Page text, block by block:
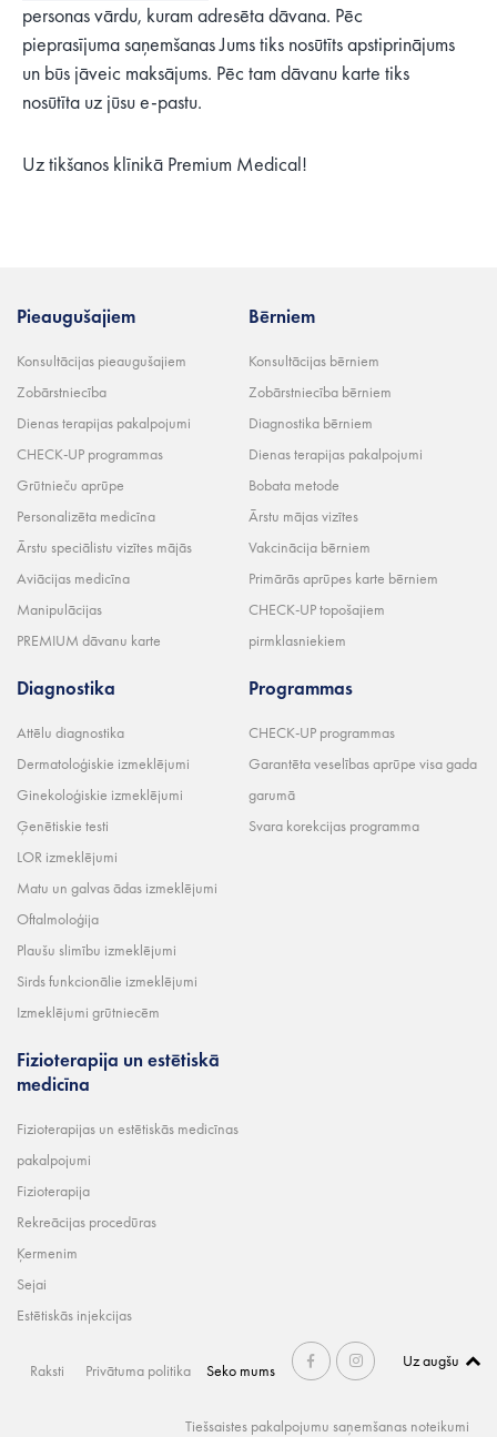
personas vārdu, kuram adresēta dāvana. Pēc
pieprasījuma saņemšanas Jums tiks nosūtīts apstiprinājums
un būs jāveic maksājums. Pēc tam dāvanu karte tiks
nosūtīta uz jūsu e-pastu.
Uz tikšanos klīnikā Premium Medical!
Pieaugušajiem
Konsultācijas pieaugušajiem
Zobārstniecība
Dienas terapijas pakalpojumi
CHECK-UP programmas
Grūtnieču aprūpe
Personalizēta medicīna
Ārstu speciālistu vizītes mājās
Aviācijas medicīna
Manipulācijas
PREMIUM dāvanu karte
Bērniem
Konsultācijas bērniem
Zobārstniecība bērniem
Diagnostika bērniem
Dienas terapijas pakalpojumi
Bobata metode
Ārstu mājas vizītes
Vakcinācija bērniem
Primārās aprūpes karte bērniem
CHECK-UP topošajiem
pirmklasniekiem
Diagnostika
Attēlu diagnostika
Dermatoloģiskie izmeklējumi
Ginekoloģiskie izmeklējumi
Ģenētiskie testi
LOR izmeklējumi
Matu un galvas ādas izmeklējumi
Oftalmoloģija
Plaušu slimību izmeklējumi
Sirds funkcionālie izmeklējumi
Izmeklējumi grūtniecēm
Fizioterapija un estētiskā
medicīna
Fizioterapijas un estētiskās medicīnas
pakalpojumi
Fizioterapija
Rekreācijas procedūras
Ķermenim
Sejai
Estētiskās injekcijas
Programmas
CHECK-UP programmas
Garantēta veselības aprūpe visa gada
garumā
Svara korekcijas programma
Raksti Privātuma politika Seko mums Uz augšu
Tiešsaistes pakalpojumu saņemšanas noteikumi